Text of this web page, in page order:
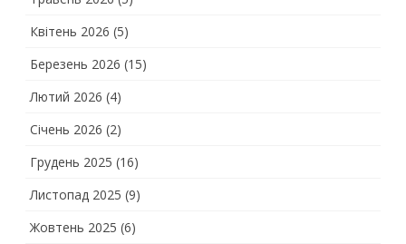
Квітень 2026 (5)
Березень 2026 (15)
Лютий 2026 (4)
Січень 2026 (2)
Грудень 2025 (16)
Листопад 2025 (9)
Жовтень 2025 (6)